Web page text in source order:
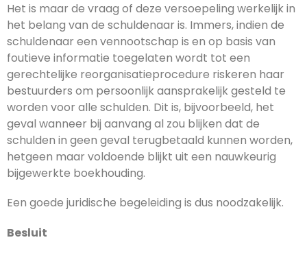
Het is maar de vraag of deze versoepeling werkelijk in
het belang van de schuldenaar is. Immers, indien de
schuldenaar een vennootschap is en op basis van
foutieve informatie toegelaten wordt tot een
gerechtelijke reorganisatieprocedure riskeren haar
bestuurders om persoonlijk aansprakelijk gesteld te
worden voor alle schulden. Dit is, bijvoorbeeld, het
geval wanneer bij aanvang al zou blijken dat de
schulden in geen geval terugbetaald kunnen worden,
hetgeen maar voldoende blijkt uit een nauwkeurig
bijgewerkte boekhouding.
Een goede juridische begeleiding is dus noodzakelijk.
Besluit